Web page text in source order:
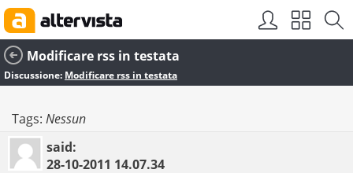
Modificare rss in testata
Discussione: Modificare rss in testata
Tags: Nessun
said:
28-10-2011 14.07.34